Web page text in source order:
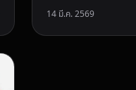
14 มี.ค. 2569